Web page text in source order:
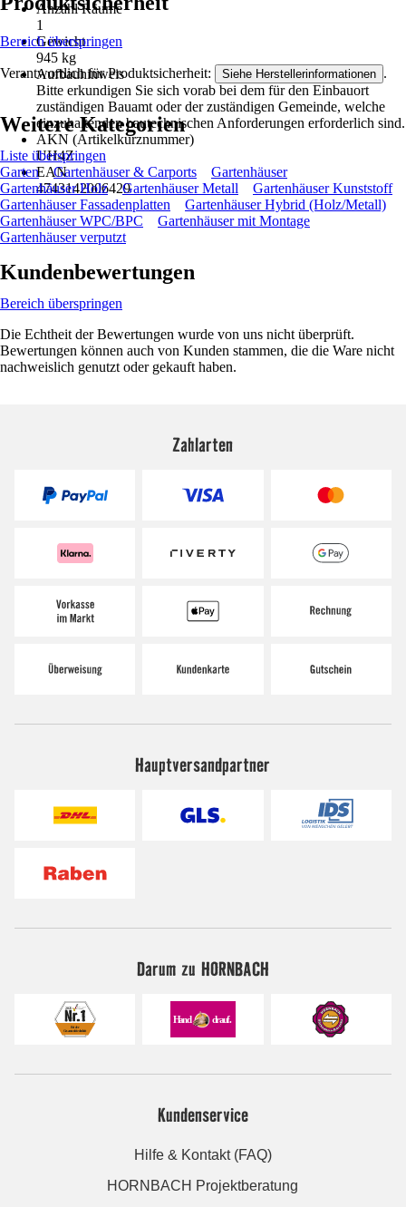
Anzahl Räume
1
Gewicht
945 kg
Aufbauhinweis
Bitte erkundigen Sie sich vorab bei dem für den Einbauort
zuständigen Bauamt oder der zuständigen Gemeinde, welche
einzuhaltenden bautechnischen Anforderungen erforderlich sind.
AKN (Artikelkurznummer)
UH4Z
EAN
4743142006429
Bereich überspringen
Verantwortlich für Produktsicherheit: Siehe Herstellerinformationen .
Weitere Kategorien
Liste überspringen
Garten
Gartenhäuser & Carports
Gartenhäuser
Gartenhäuser Holz
Gartenhäuser Metall
Gartenhäuser Kunststoff
Gartenhäuser Fassadenplatten
Gartenhäuser Hybrid (Holz/Metall)
Gartenhäuser WPC/BPC
Gartenhäuser mit Montage
Gartenhäuser verputzt
Kundenbewertungen
Bereich überspringen
Die Echtheit der Bewertungen wurde von uns nicht überprüft.
Bewertungen können auch von Kunden stammen, die die Ware nicht
nachweislich genutzt oder gekauft haben.
Zahlarten
Hauptversandpartner
Darum zu HORNBACH
Kundenservice
Hilfe & Kontakt (FAQ)
HORNBACH Projektberatung